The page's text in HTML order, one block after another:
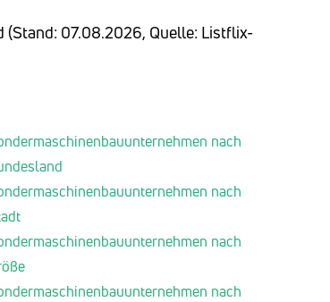
(Stand: 07.08.2026, Quelle: Listflix-
nach
nach
nach
nach